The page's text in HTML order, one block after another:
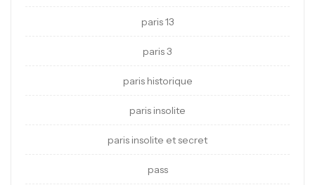
paris 13
paris 3
paris historique
paris insolite
paris insolite et secret
pass